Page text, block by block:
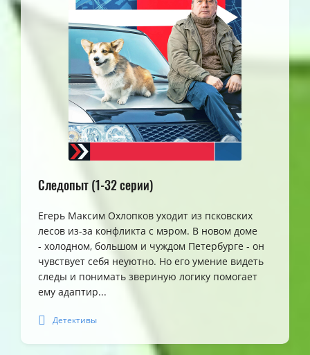
Следопыт (1-32 серии)
Егерь Максим Охлопков уходит из псковских
лесов из-за конфликта с мэром. В новом доме
- холодном, большом и чуждом Петербурге - он
чувствует себя неуютно. Но его умение видеть
следы и понимать звериную логику помогает
ему адаптир...
Детективы